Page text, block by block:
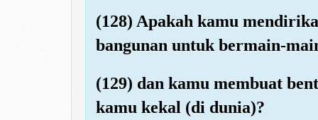
(128) Apakah kamu
bangunan untuk bermain-
(129) dan kamu membuat
kamu kekal (di dunia)?